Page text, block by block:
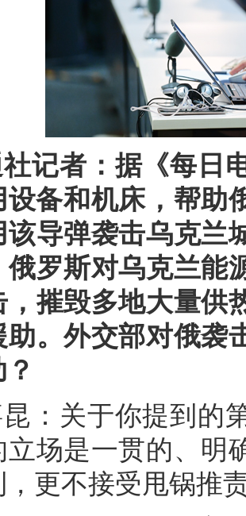
记者：据《每日
设备和机床，帮助
该导弹袭击乌克兰
俄罗斯对乌克兰能
，摧毁多地大量供
助。外交部对俄袭
：关于你提到的
立场是一贯的、明
，更不接受甩锅推